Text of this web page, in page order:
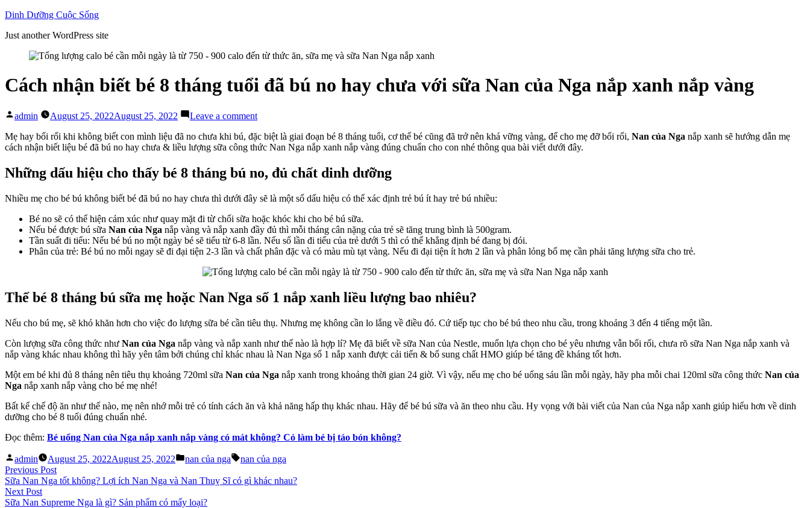
Skip
content
Dinh Dưỡng Cuộc Sống
Just another WordPress site
Cách nhận biết bé 8 tháng tuổi đã bú no hay chưa với sữa Nan của Nga nắp xanh nắp vàng
Posted
admin August 25, 2022August 25, 2022 Leave a commenton
nhận
biết
tháng
đã
no
hay
chưa
với
Nan
Nga
xanh
vàng
Mẹ hay bối rối khi không biết con mình liệu đã no chưa khi bú, đặc biệt là giai đoạn bé 8 tháng tuổi, cơ thể bé cũng đã trở nên khá vững vàng, để cho mẹ đỡ bối rối, Nan của Nga nắp xanh sẽ hướng dẫn mẹ
cách nhận biết liệu bé đã bú no hay chưa & liều lượng sữa công thức Nan Nga nắp xanh nắp vàng đúng chuẩn cho con nhé thông qua bài viết dưới đây.
Những dấu hiệu cho thấy bé 8 tháng bú no, đủ chất dinh dưỡng
Nhiều mẹ cho bé bú không biết bé đã bú no hay chưa thì dưới đây sẽ là một số dấu hiệu có thể xác định trẻ bú ít hay trẻ bú nhiều:
Bé no sẽ có thể hiện cảm xúc như quay mặt đi từ chối sữa hoặc khóc khi cho bé bú sữa.
Nếu bé được bú sữa Nan của Nga nắp vàng và nắp xanh đầy đủ thì mỗi tháng cân nặng của trẻ sẽ tăng trung bình là 500gram.
Tần suất đi tiểu: Nếu bé bú no một ngày bé sẽ tiểu từ 6-8 lần. Nếu số lần đi tiểu của trẻ dưới 5 thì có thể khẳng định bé đang bị đói.
Phân của trẻ: Bé bú no mỗi ngay sẽ đi đại tiện 2-3 lần và chất phân đặc và có màu mù tạt vàng. Nếu đi đại tiện ít hơn 2 lần và phân lỏng bố mẹ cần phải tăng lượng sữa cho trẻ.
Thế bé 8 tháng bú sữa mẹ hoặc Nan Nga số 1 nắp xanh liều lượng bao nhiêu?
Nếu cho bú mẹ, sẽ khó khăn hơn cho việc đo lượng sữa bé cần tiêu thụ. Nhưng mẹ không cần lo lắng về điều đó. Cứ tiếp tục cho bé bú theo nhu cầu, trong khoảng 3 đến 4 tiếng một lần.
Còn lượng sữa công thức như Nan của Nga nắp vàng và nắp xanh như thế nào là hợp lí? Mẹ đã biết về sữa Nan của Nestle, muốn lựa chọn cho bé yêu nhưng vẫn bối rối, chưa rõ sữa Nan Nga nắp xanh và
nắp vàng khác nhau không thì hãy yên tâm bởi chúng chỉ khác nhau là Nan Nga số 1 nắp xanh được cải tiến & bổ sung chất HMO giúp bé tăng đề kháng tốt hơn.
Một em bé khi đủ 8 tháng nên tiêu thụ khoảng 720ml sữa Nan của Nga nắp xanh trong khoảng thời gian 24 giờ. Vì vậy, nếu mẹ cho bé uống sáu lần mỗi ngày, hãy pha mỗi chai 120ml sữa công thức Nan của
Nga nắp xanh nắp vàng cho bé mẹ nhé!
Bất kể chế độ ăn như thế nào, mẹ nên nhớ mỗi trẻ có tính cách ăn và khả năng hấp thụ khác nhau. Hãy để bé bú sữa và ăn theo nhu cầu. Hy vọng với bài viết của Nan của Nga nắp xanh giúp hiểu hơn về dinh
dưỡng cho bé 8 tuổi đúng chuẩn nhé.
Đọc thêm: Bé uống Nan của Nga nắp xanh nắp vàng có mát không? Có làm bé bị táo bón không?
Posted
by
admin August 25, 2022August 25, 2022
Posted
nan của nga Tags:
nan của nga
Post
navigation
Previous PostPrevious
post:
Sữa Nan Nga tốt không? Lợi ích Nan Nga và Nan Thuỵ Sĩ có gì khác nhau?
Next PostNext
post:
Sữa Nan Supreme Nga là gì? Sản phẩm có mấy loại?